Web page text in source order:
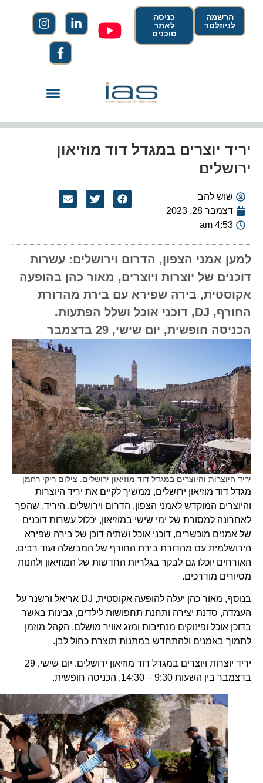
הרשמה
לניוזלטר
כניסה
לאתר
סוכנים
יריד יוצרים במגדל דוד מוזיאון
ירושלים
שוש להב
דצמבר 28, 2023
4:53 am
למען אמני הצפון, הדרום וירושלים: עשרות
דוכנים של יוצרות ויוצרים, מאור כהן בהופעה
אקוסטית, בירה שפירא עם בירת מהדורת
החורף, DJ, דוכני אוכל ושלל הפתעות.
הכניסה חופשית, יום שישי, 29 בדצמבר
יריד היוצרות והיוצרים במגדל דוד מוזיאון ירושלים. צילום ריקי רחמן
מגדל דוד מוזיאון ירושלים, ממשיך לקיים את יריד היוצרות
והיוצרים המוקדש לאמני הצפון, הדרום וירושלים. היריד, שהפך
לאחרונה למסורת של ימי שישי במוזיאון, יכלול עשרות דוכנים
של אמנים מוכשרים, דוכני אוכל ושתיה דוכן של בירה שפירא
הירושלמית עם מהדורת בירת החורף של המבשלה ועוד רבים.
האורחים יוכלו גם לבקר בגלריות החדשות של המוזיאון ולהנות
מסיורים מודרכים.
בנוסף, מאור כהן יעלה להופעה אקוסטית, DJ אריאל ורשנר על
העמדה, סדנת יצירה ותחנת תחפושות לילדים, גבינות באשר
בדוכן אוכל ופינוקים מנתיבות ומזג אוויר מושלם. הקהל מוזמן
לתמוך באמנים ולהתחדש במתנות תוצרת כחול לבן.
יריד יוצרות ויוצרים במגדל דוד מוזיאון ירושלים. יום שישי, 29
בדצמבר בין השעות 9:30 – 14:30, הכניסה חופשית.